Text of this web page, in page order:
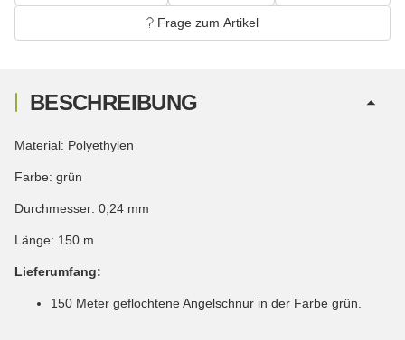
Frage zum Artikel
BESCHREIBUNG
Material: Polyethylen
Farbe: grün
Durchmesser: 0,24 mm
Länge: 150 m
Lieferumfang:
150 Meter geflochtene Angelschnur in der Farbe grün.